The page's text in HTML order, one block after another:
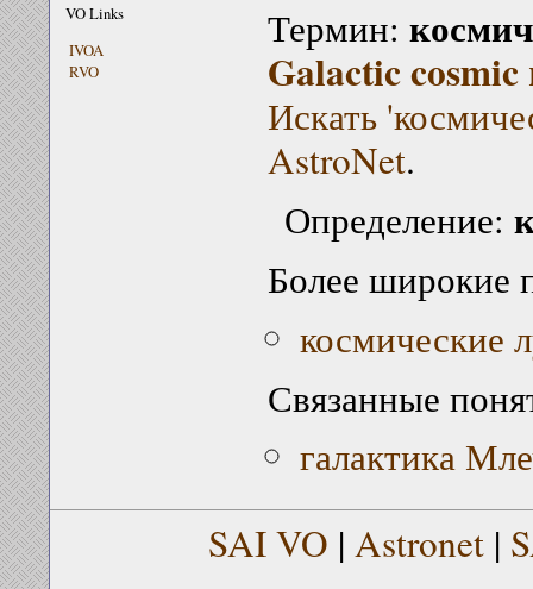
VO Links
IVOA
RVO
Термин:
Galactic cosmic
Искать
AstroNet.
Определение:
Более широкие
космические
Связанные
галактика
SAI VO | Astronet |